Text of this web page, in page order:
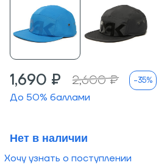
1,690 ₽ 2,600 ₽ -35%
До 50% баллами
Нет в наличии
Хочу узнать о поступлении